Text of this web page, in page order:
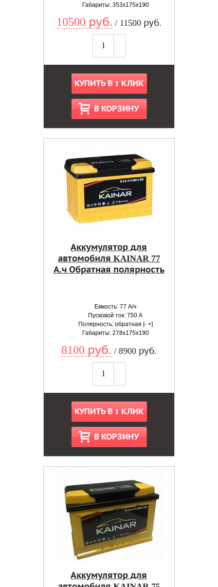
Габариты: 353x175x190
10500 руб. / 11500 руб.
КУПИТЬ В 1 КЛИК
В КОРЗИНУ
Аккумулятор для
автомобиля KAINAR 77
А.ч Обратная полярность
Емкость: 77 А/ч
Пусковой ток: 750 А
Полярность: обратная [- +]
Габариты: 278x175x190
8100 руб. / 8900 руб.
КУПИТЬ В 1 КЛИК
В КОРЗИНУ
Аккумулятор для